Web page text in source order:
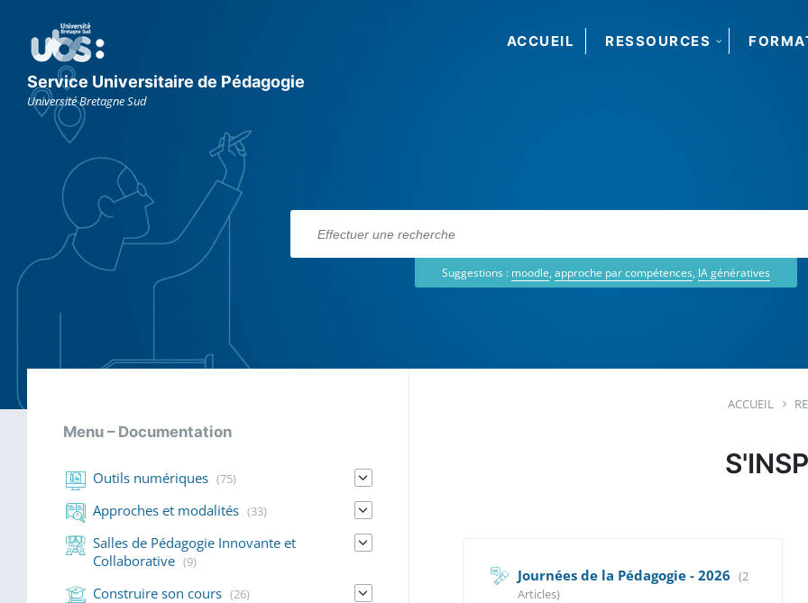
contenu
navigation
principale
footer
Service Universitaire de Pédagogie
Université Bretagne Sud
ACCUEIL RESSOURCES
RECHERCHES
Suggestions : moodle, approche par compétences, IA génératives
ACCUEIL
Journées de la Pédagogie - 2026 (2
Articles)
Menu – Documentation
Outils numériques (75)
Approches et modalités (33)
Salles de Pédagogie Innovante et
Collaborative (9)
Construire son cours (26)